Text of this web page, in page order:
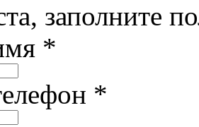
заполните
*
*